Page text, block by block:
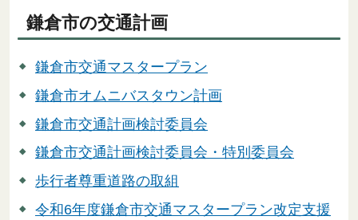
鎌倉市の交通計画
鎌倉市交通マスタープラン
鎌倉市オムニバスタウン計画
鎌倉市交通計画検討委員会
鎌倉市交通計画検討委員会・特別委員会
歩行者尊重道路の取組
令和6年度鎌倉市交通マスタープラン改定支援